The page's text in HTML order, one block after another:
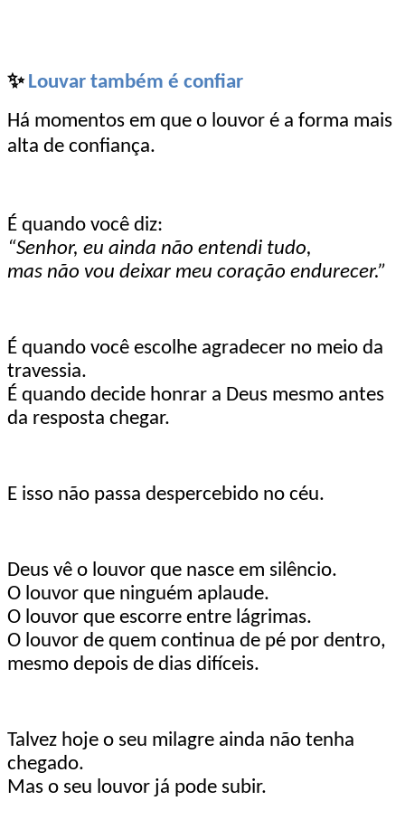
✨ Louvar também é confiar
Há momentos em que o louvor é a forma mais
alta de confiança.
É quando você diz:
“Senhor, eu ainda não entendi tudo,
mas não vou deixar meu coração endurecer.”
É quando você escolhe agradecer no meio da
travessia.
É quando decide honrar a Deus mesmo antes
da resposta chegar.
E isso não passa despercebido no céu.
Deus vê o louvor que nasce em silêncio.
O louvor que ninguém aplaude.
O louvor que escorre entre lágrimas.
O louvor de quem continua de pé por dentro,
mesmo depois de dias difíceis.
Talvez hoje o seu milagre ainda não tenha
chegado.
Mas o seu louvor já pode subir.